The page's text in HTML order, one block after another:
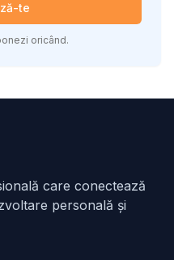
te
oricând.
care conectează
personală și